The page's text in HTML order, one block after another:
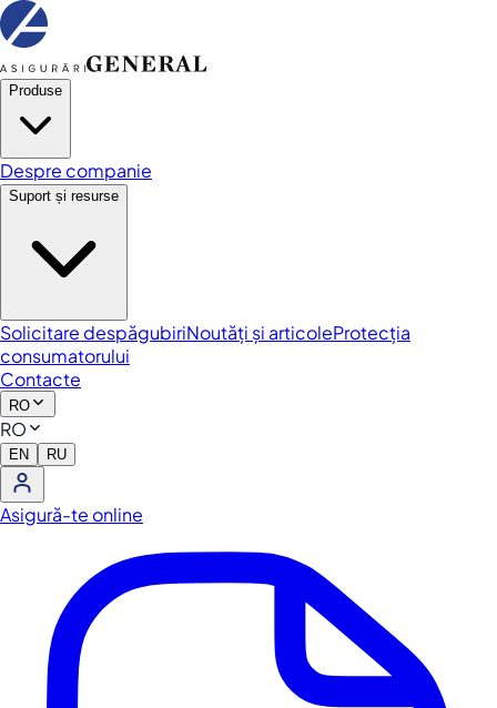
Produse
Despre companie
Suport și resurse
Solicitare despăgubiriNoutăți și articoleProtecția
consumatorului
Contacte
RO
RO
EN RU
Asigură-te online